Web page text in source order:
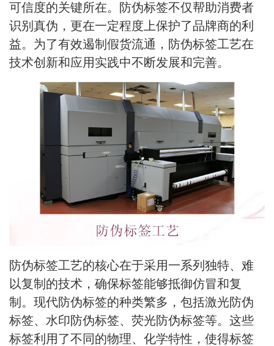
可信度的关键所在。防伪标签不仅帮助消费者
识别真伪，更在一定程度上保护了品牌商的利
益。为了有效遏制假货流通，防伪标签工艺在
技术创新和应用实践中不断发展和完善。
防伪标签工艺的核心在于采用一系列独特、难
以复制的技术，确保标签能够抵御仿冒和复
制。现代防伪标签的种类繁多，包括激光防伪
标签、水印防伪标签、荧光防伪标签等。这些
标签利用了不同的物理、化学特性，使得标签